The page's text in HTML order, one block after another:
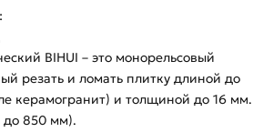
BIHUI – это монорельсовый
резать и ломать плитку длиной до
керамогранит) и толщиной до 16 мм.
до 850 мм).